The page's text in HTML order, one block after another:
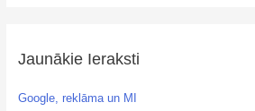
Jaunākie Ieraksti
Google, reklāma un MI